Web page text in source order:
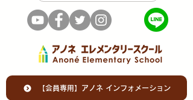
【会員専用】アノネ インフォメーション